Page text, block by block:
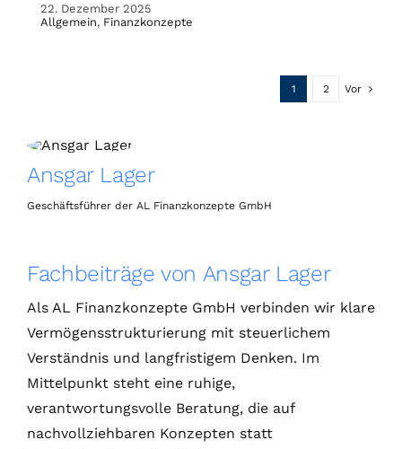
22. Dezember 2025
Allgemein, Finanzkonzepte
1 2 Vor
Ansgar Lager
Geschäftsführer der AL Finanzkonzepte GmbH
Fachbeiträge von Ansgar Lager
Als AL Finanzkonzepte GmbH verbinden wir klare
Vermögensstrukturierung mit steuerlichem
Verständnis und langfristigem Denken. Im
Mittelpunkt steht eine ruhige,
verantwortungsvolle Beratung, die auf
nachvollziehbaren Konzepten statt